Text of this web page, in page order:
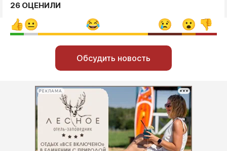
26 ОЦЕНИЛИ
Обсудить новость
РЕКЛАМА